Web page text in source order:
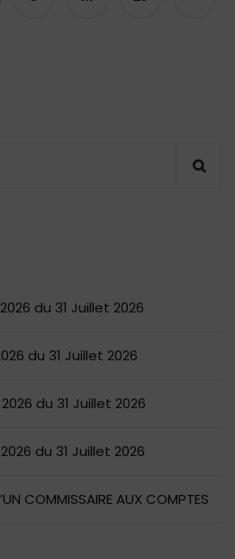
du 31 Juillet 2026
du 31 Juillet 2026
2026 du 31 Juillet 2026
du 31 Juillet 2026
COMMISSAIRE AUX COMPTES